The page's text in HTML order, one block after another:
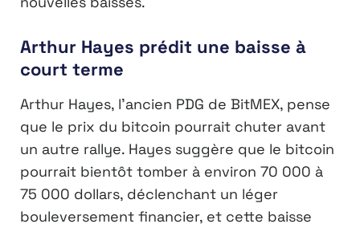
Arthur Hayes prédit une baisse à
court terme
Arthur Hayes, l’ancien PDG de BitMEX, pense
que le prix du bitcoin pourrait chuter avant
un autre rallye. Hayes suggère que le bitcoin
pourrait bientôt tomber à environ 70 000 à
75 000 dollars, déclenchant un léger
bouleversement financier, et cette baisse